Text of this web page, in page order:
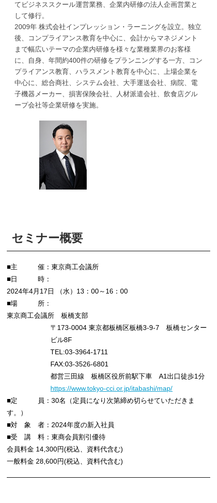
てビジネススクール運営業務、企業内研修の法人企画営業と
して修行。
2009年 株式会社インプレッション・ラーニングを設立。独立
後、コンプライアンス教育を中心に、会計からマネジメント
まで幅広いテーマの企業内研修を様々な業種業界のお客様
に、自身、年間約400件の研修をプランニングする一方、コン
プライアンス教育、ハラスメント教育を中心に、上場企業を
中心に、総合商社、システム会社、大手運送会社、病院、電
子機器メーカー、損害保険会社、人材派遣会社、飲食店グル
ープ会社等企業研修を実施。
セミナー概要
■主 催：東京商工会議所
■日 時：
2024年4月17日 （水）13：00～16：00
■場 所：
東京商工会議所 板橋支部
〒173-0004 東京都板橋区板橋3-9-7 板橋センター
ビル8F
TEL:03-3964-1711
FAX:03-3526-6801
都営三田線 板橋区役所前駅下車 A1出口徒歩1分
https://www.tokyo-cci.or.jp/itabashi/map/
■定 員：30名（定員になり次第締め切らせていただきま
す。）
■対 象 者：2024年度の新入社員
■受 講 料：東商会員割引優待
会員料金 14,300円(税込、資料代含む)
一般料金 28,600円(税込、資料代含む)